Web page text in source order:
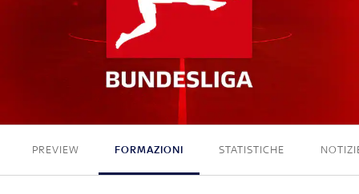
2 - 0
PREVIEW FORMAZIONI STATISTICHE